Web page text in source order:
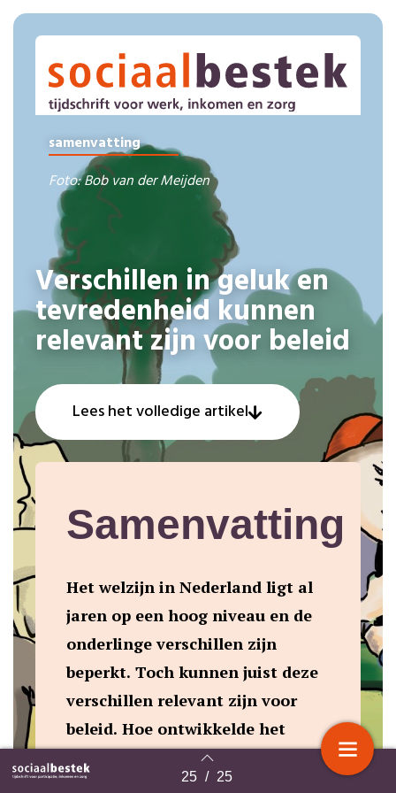
Terug naar overzicht 25 / 25
samenvatting
Foto: Bob van der Meijden
Verschillen in geluk en
tevredenheid kunnen
relevant zijn voor beleid
Lees het volledige artikel
Samenvatting
Het welzijn in Nederland ligt al
jaren op een hoog niveau en de
onderlinge verschillen zijn
beperkt. Toch kunnen juist deze
verschillen relevant zijn voor
beleid. Hoe ontwikkelde het
verschil in welzijn zich over de
tijd, en zijn er bevolkingsgroepen